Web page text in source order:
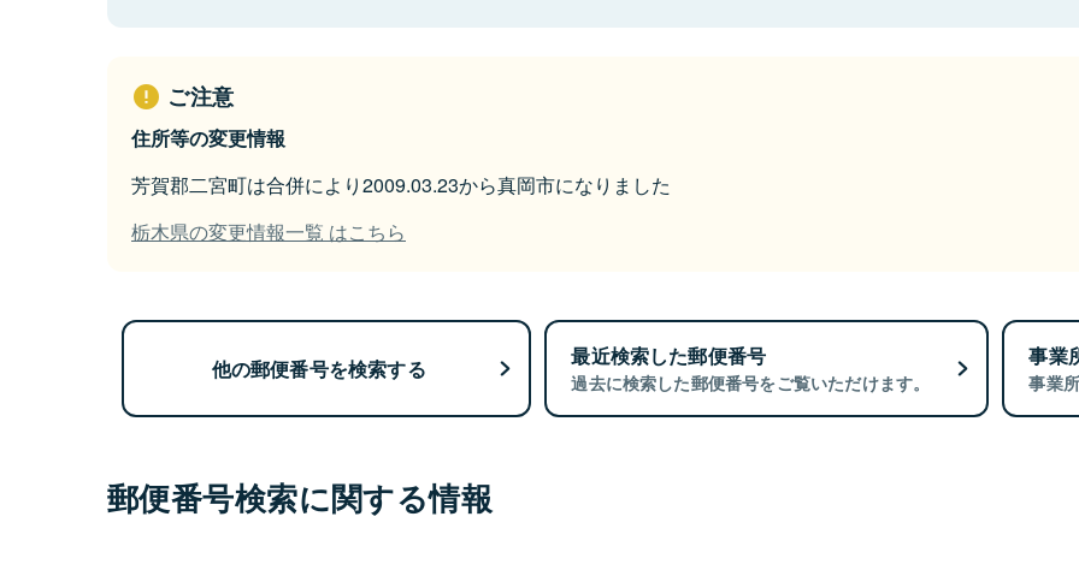
ご注意
住所等の変更情報
芳賀郡二宮町は合併により2009.03.23から真岡市になりました
栃木県の変更情報一覧 はこちら
他の郵便番号を検索する 最近検索した郵便番号
過去に検索した郵便番号をご覧いただけます。
事業
事業
郵便番号検索に関する情報